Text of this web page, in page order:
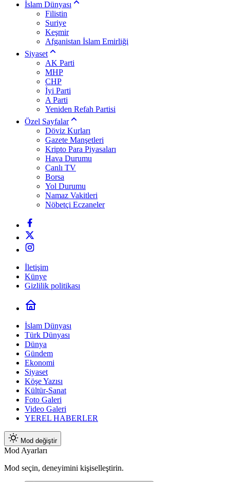
İslam Dünyası
Filistin
Suriye
Keşmir
Afganistan İslam Emirliği
Siyaset
AK Parti
MHP
CHP
İyi Parti
A Parti
Yeniden Refah Partisi
Özel Sayfalar
Döviz Kurları
Gazete Manşetleri
Kripto Para Piyasaları
Hava Durumu
Canlı TV
Borsa
Yol Durumu
Namaz Vakitleri
Nöbetçi Eczaneler
İletişim
Künye
Gizlilik politikası
İslam Dünyası
Türk Dünyası
Dünya
Gündem
Ekonomi
Siyaset
Köşe Yazısı
Kültür-Sanat
Foto Galeri
Video Galeri
YEREL HABERLER
Mod değiştir
Mod Ayarları
Mod seçin, deneyimini kişiselleştirin.